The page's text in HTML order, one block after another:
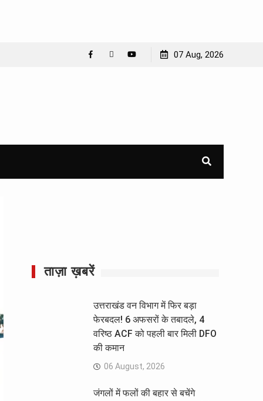
07 Aug, 2026
ताज़ा ख़बरें
उत्तराखंड वन विभाग में फिर बड़ा
फेरबदल! 6 अफसरों के तबादले, 4
वरिष्ठ ACF को पहली बार मिली DFO
की कमान
06 August, 2026
जंगलों में फलों की बहार से बचेंगे